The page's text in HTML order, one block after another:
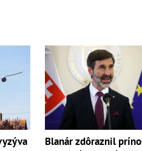
Blanár zdôraznil